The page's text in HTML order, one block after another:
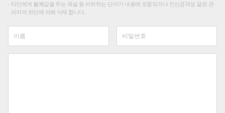
타인에게 불쾌감을 주는 욕설 등 비하하는 단어가 내용에 포함되거나 인신공격성 글은 관
리자의 판단에 의해 삭제 합니다.